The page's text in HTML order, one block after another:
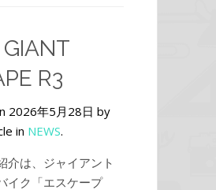
R3
2026年5月28日 by
in NEWS.
介は、ジャイアント
イク「エスケープ